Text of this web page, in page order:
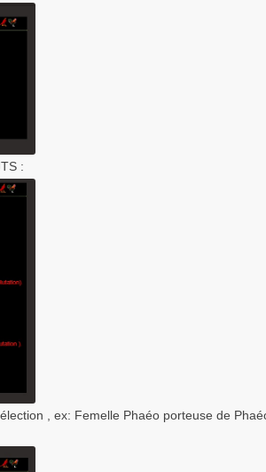
:
, ex: Femelle Phaéo porteuse de